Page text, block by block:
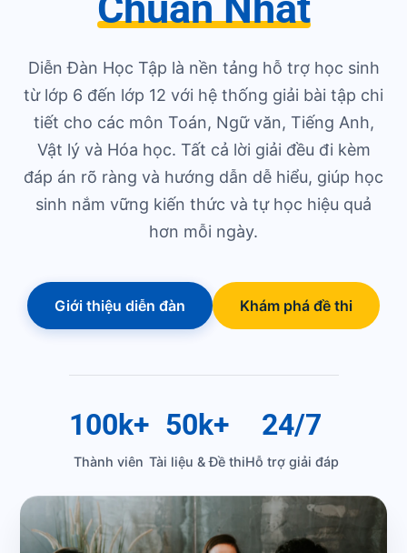
Diễn Đàn Học Tập là nền tảng hỗ trợ học sinh
từ lớp 6 đến lớp 12 với hệ thống giải bài tập chi
tiết cho các môn Toán, Ngữ văn, Tiếng Anh,
Vật lý và Hóa học. Tất cả lời giải đều đi kèm
đáp án rõ ràng và hướng dẫn dễ hiểu, giúp học
sinh nắm vững kiến thức và tự học hiệu quả
hơn mỗi ngày.
Giới thiệu diễn đàn Khám phá đề thi
100k+
Thành viên
50k+
Tài liệu & Đề thi
24/7
Hỗ trợ giải đáp